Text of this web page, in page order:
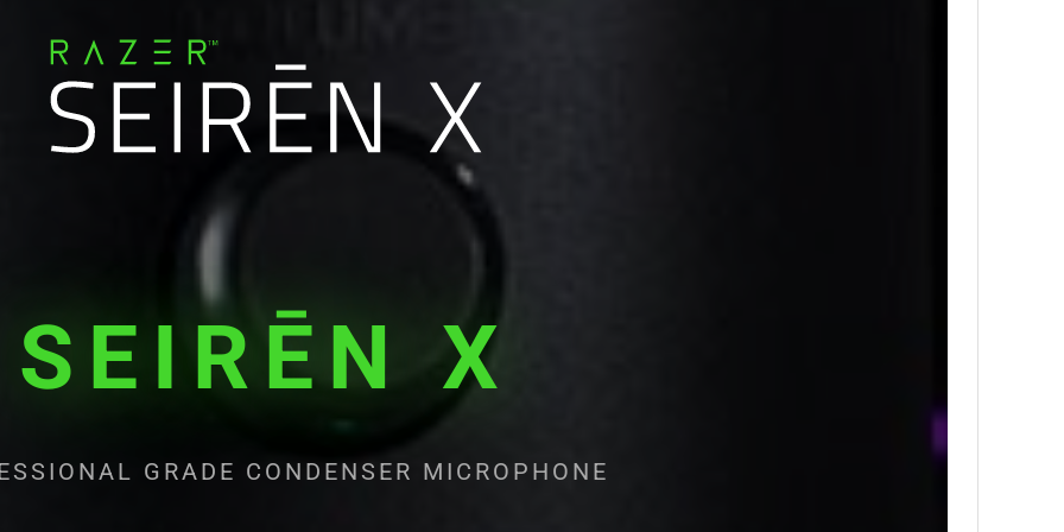
SEIRĒN X
GRADE CONDENSER MICROPHONE